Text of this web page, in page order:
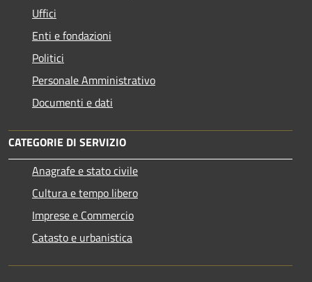
Uffici
Enti e fondazioni
Politici
Personale Amministrativo
Documenti e dati
CATEGORIE DI SERVIZIO
Anagrafe e stato civile
Cultura e tempo libero
Imprese e Commercio
Catasto e urbanistica